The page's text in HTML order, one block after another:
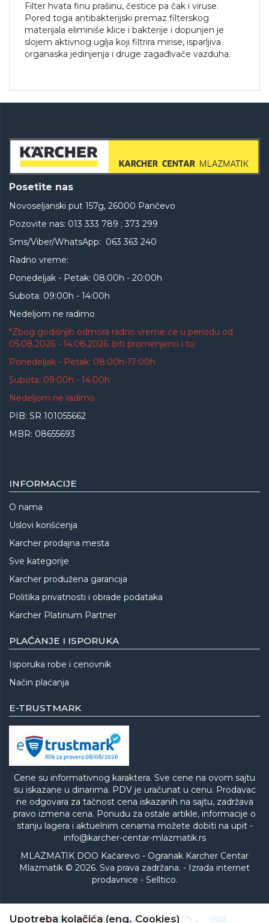
Filter hvata finu prašinu, čestice pa čak i viruse.
Pored toga antibakterijski premaz filterskog
materijala eliminiše klice i bakterije i dopunjen je
slojem aktivnog uglja koji filtrira mirise, isparljiva
organaska jedinjenja i druge zagađivače vazduha.
Posetite nas
Novoseljanski put 157g, 26000 Pančevo
Pozovite nas: 013 333 789 ; 373 299
Sms/Viber/WhatsApp: 063 363 240
Radno vreme:
Ponedeljak - Petak: 08:00h - 20:00h
Subota: 09:00h - 14:00h
Nedeljom ne radimo
*Zbog godišnjih odmora radno vreme će u periodu od
05.08.2026 - 14.08.2026. biti promenjeno i to:
Ponedeljak - Petak: 08:00h-17:00h
Subota: 09:00h - 14:00h
Nedeljom ne radimo
PIB: SR 101055662
MBR: 08655693
INFORMACIJE
O nama
Uslovi korišćenja
Karcher prodajna mesta
Sve kategorije
Karcher produžena garancija
Politika privatnosti i obrade podataka
Karcher Platinum Partner
PLAĆANJE I ISPORUKA
Isporuka robe i cenovnik
Način plaćanja
E-TRUSTMARK
Cene su informativnog karaktera. Sve cene na ovom sajtu
su iskazane u dinarima. PDV je uračunat u cenu. Prodavac
ne odgovara za tačnost cena iskazanih na sajtu, zadržava
pravo izmena cena. Ponudu za ostale artikle, informacije o
stanju lagera i aktuelnim cenama možete dobiti na upit -
info@karcher-centar-mlazmatik.rs
MLAZMATIK DOO Kačarevo - Ogranak Karcher Centar
Mlazmatik © 2026. Sva prava zadržana. - Izrada internet
prodavnice - Selltico.
Upotreba kolačića (eng. Cookies)